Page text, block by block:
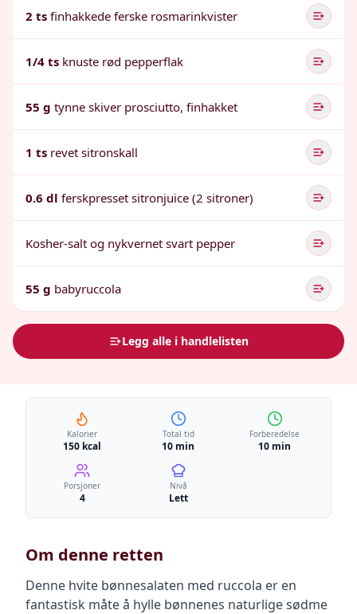
2 ts finhakkede ferske rosmarinkvister
1/4 ts knuste rød pepperflak
55 g tynne skiver prosciutto, finhakket
1 ts revet sitronskall
0.6 dl ferskpresset sitronjuice (2 sitroner)
Kosher-salt og nykvernet svart pepper
55 g babyruccola
Legg alle i handlelisten
Kalorier
150 kcal
Total tid
10 min
Forberedelse
10 min
Porsjoner
4
Nivå
Lett
Om denne retten
Denne hvite bønnesalaten med ruccola er en
fantastisk måte å hylle bønnenes naturlige sødme